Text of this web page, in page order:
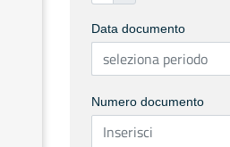
Data documento
Numero documento